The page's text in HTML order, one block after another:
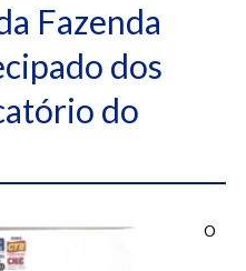
Fazenda
dos
do
O